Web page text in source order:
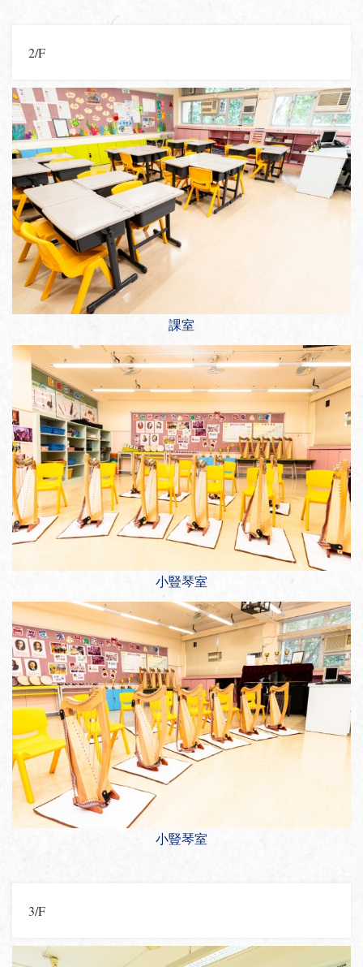
2/F
課室
小豎琴室
小豎琴室
3/F